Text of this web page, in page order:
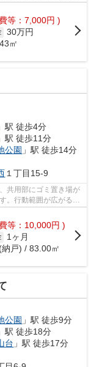
等：7,000円 )
30万円
㎡
」駅 徒歩4分
」駅 徒歩11分
公園 」駅 徒歩14分
１丁目15-9
共用部にゴミ置き場が
。行動範囲が広がる2
等：10,000円 )
1ヶ月
戸) / 83.00㎡
公園 」駅 徒歩9分
」駅 徒歩18分
台 」駅 徒歩17分